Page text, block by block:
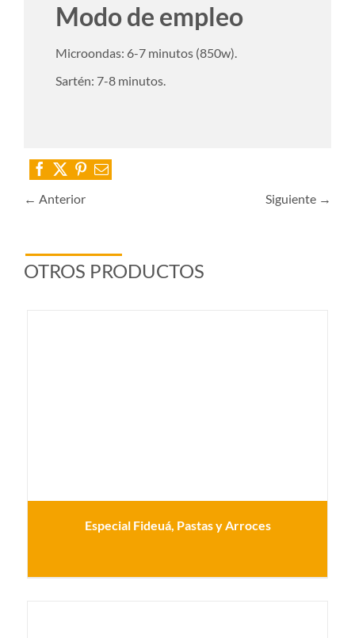
Modo de empleo
Microondas: 6-7 minutos (850w).
Sartén: 7-8 minutos.
← Anterior Siguiente →
OTROS PRODUCTOS
Especial Fideuá, Pastas y Arroces